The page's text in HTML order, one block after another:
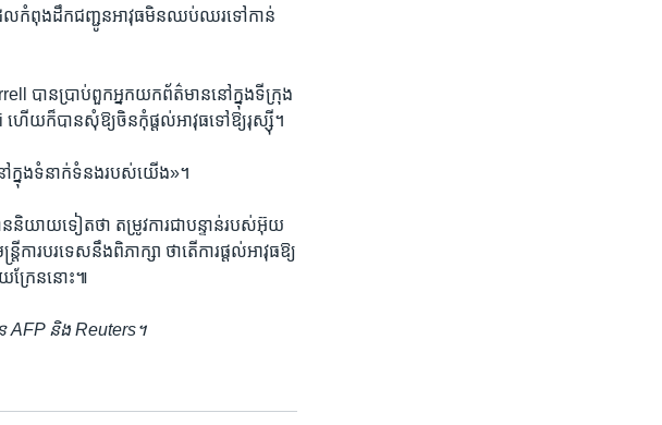
ែល​កំពុង​ដឹក​ជញ្ជូន​អាវុធ​មិន​ឈប់ឈរ​ទៅកាន់​
បាន​ប្រាប់​ពួក​អ្នក​យកព័ត៌មាន​នៅ​ក្នុង​ទីក្រុង​
ហើយ​ក៏​បាន​សុំ​ឱ្យ​ចិនកុំផ្តល់​អាវុធ​ទៅ​ឱ្យ​រុស្ស៊ី។
ក្នុង​ទំនាក់​ទំនង​របស់​យើង»។
និយាយ​ទៀត​ថា ​តម្រូវការ​ជា​បន្ទាន់​របស់​អ៊ុយ
របរទេស​នឹង​ពិភាក្សា​ ថា​តើ​ការផ្តល់​អាវុធ​ឱ្យ​
ក្រែន​នោះ៕
ន AFP និង Reuters។